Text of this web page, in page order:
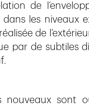
de
les niveaux
de
par de subtiles
nouveaux sont